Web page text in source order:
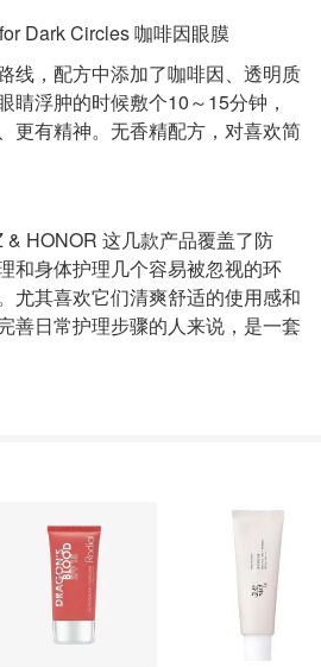
Dark Circles 咖啡因眼膜
线，配方中添加了咖啡因、透明质
睛浮肿的时候敷个10～15分钟，
更有精神。无香精配方，对喜欢简
HONOR 这几款产品覆盖了防
和身体护理几个容易被忽视的环
尤其喜欢它们清爽舒适的使用感和
善日常护理步骤的人来说，是一套